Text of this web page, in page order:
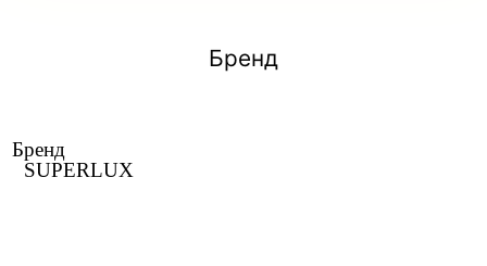
Бренд
Бренд
SUPERLUX